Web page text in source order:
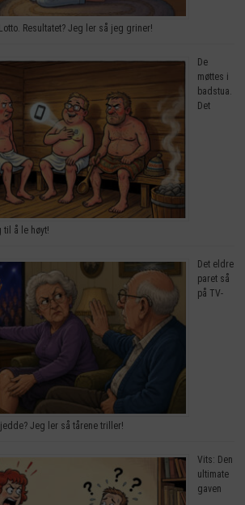
Resultatet? Jeg ler så jeg griner!
De
møttes i
badstua.
Det
å le høyt!
Det eldre
paret så
på TV-
Jeg ler så tårene triller!
Vits: Den
ultimate
gaven